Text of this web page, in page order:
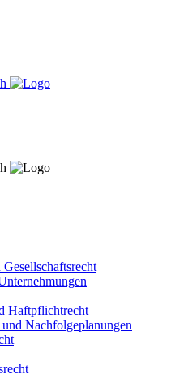
Haftpflichtrecht
Nachfolgeplanungen